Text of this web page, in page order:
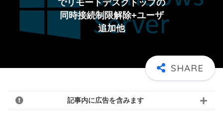
でリモートデスクトップの
同時接続制限解除+ユーザ
追加他
記事内に広告を含みます